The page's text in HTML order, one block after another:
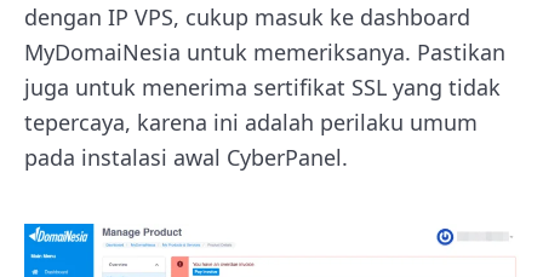
dengan IP VPS, cukup masuk ke dashboard
MyDomaiNesia untuk memeriksanya. Pastikan
juga untuk menerima sertifikat SSL yang tidak
tepercaya, karena ini adalah perilaku umum
pada instalasi awal CyberPanel.